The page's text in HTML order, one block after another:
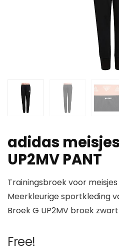
adidas
UP2MV PANT
Trainingsbroek voor meisjes
Meerkleurige sportkleding
Broek G UP2MV broek
Free!